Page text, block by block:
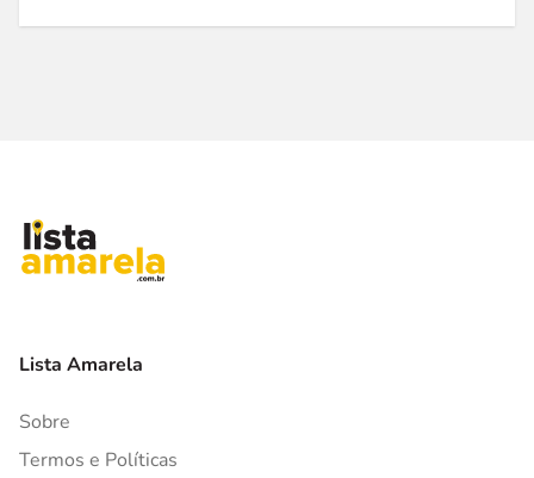
Lista Amarela
Sobre
Termos e Políticas